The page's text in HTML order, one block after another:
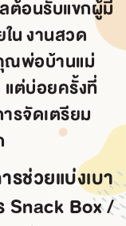
ต้อนรับแขกผู้มี
นงานสวด
ณพ่อบ้านแม่
ต่บ่อยครั้งที่
รจัดเตรียม
รช่วยแบ่งเบา
Snack Box /